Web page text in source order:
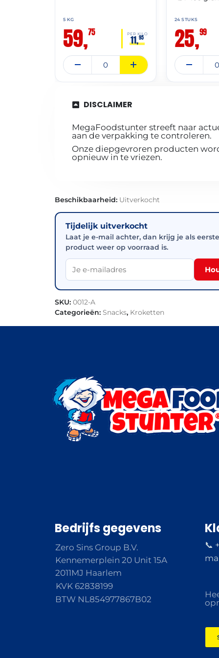
5 KG
59,75 PER KILO
11,95
24 STUKS
25,99
DISCLAIMER
MegaFoodstunter streeft naar
aan de verpakking te controleren.
Onze diepgevroren producten
opnieuw in te vriezen.
Beschikbaarheid: Uitverkocht
Tijdelijk uitverkocht
Laat je e-mail achter, dan krijg je als
product weer op voorraad is.
SKU: 0012-A
Categorieën: Snacks, Kroketten
Bedrijfs gegevens
Zero Sins Group B.V.
Kennemerplein 20 Unit 15A
2011MJ Haarlem
KVK 62838199
BTW NL854977867B02
📞